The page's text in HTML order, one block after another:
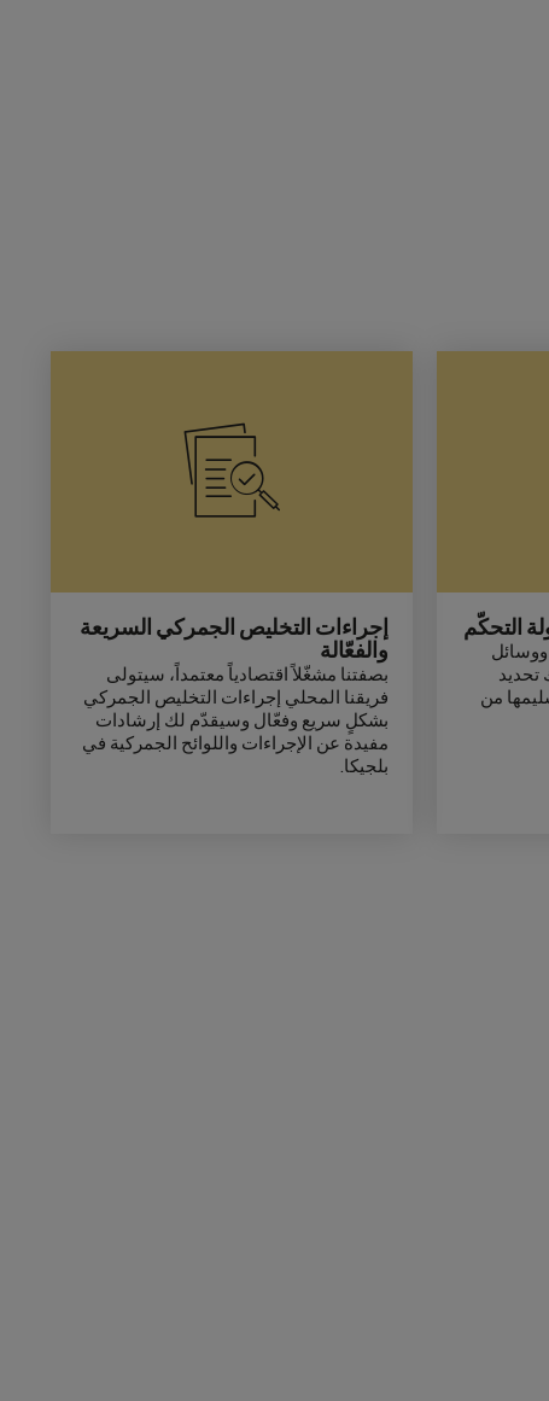
التحكّم
تحديد
من
إجراءات التخليص الجمركي السريعة
والفعّالة
بصفتنا مشغّلاً اقتصادياً معتمداً، سيتولى
فريقنا المحلي إجراءات التخليص الجمركي
بشكلٍ سريع وفعّال وسيقدّم لك إرشادات
مفيدة عن الإجراءات واللوائح الجمركية في
بلجيكا.